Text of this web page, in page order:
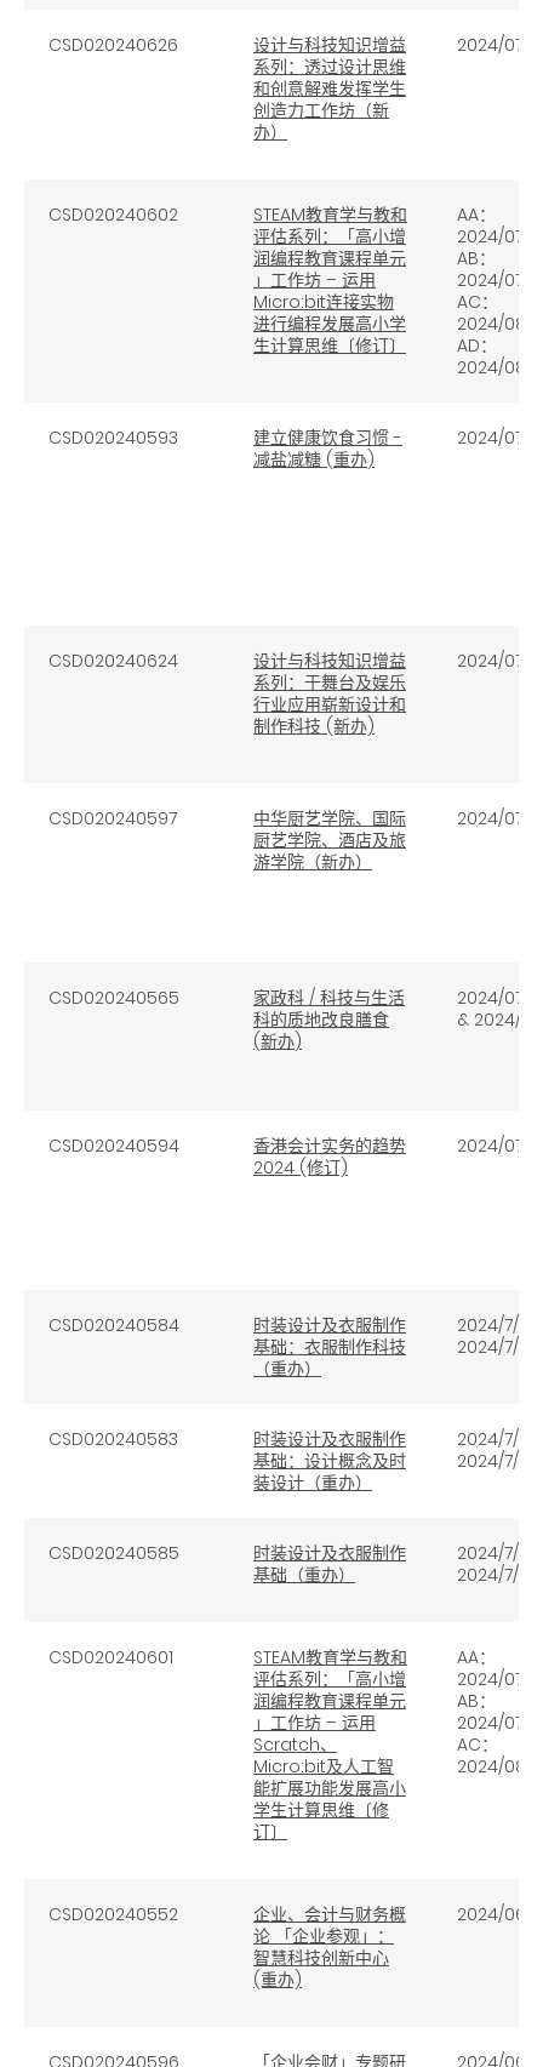
CSD020240626
设计与科技知识增益
系列：透过设计思维
和创意解难发挥学生
创造力工作坊（新
办）
2024/07/
CSD020240602
STEAM教育学与教和
评估系列：「高小增
润编程教育课程单元
」工作坊 – 运用
Micro:bit连接实物
进行编程发展高小学
生计算思维〔修订〕
AA：
2024/07/
AB：
2024/07/
AC：
2024/08/
AD：
2024/08/
CSD020240593 建立健康饮食习惯-
减盐减糖 (重办)
2024/07/17
CSD020240624
设计与科技知识增益
系列：于舞台及娱乐
行业应用崭新设计和
制作科技 (新办)
2024/07/12
CSD020240597
中华厨艺学院、国际
厨艺学院、酒店及旅
游学院（新办）
2024/07/12
CSD020240565 家政科 / 科技与生活
科的质地改良膳食
(新办)
2024/07/11
& 2024/
CSD020240594
香港会计实务的趋势
2024 (修订)
2024/07/
CSD020240584
时装设计及衣服制作
基础：衣服制作科技
（重办）
2024/7/10
2024/7/11
CSD020240583
时装设计及衣服制作
基础：设计概念及时
装设计（重办）
2024/7/9
2024/7/9
CSD020240585
时装设计及衣服制作
基础（重办）
2024/7/9
2024/7/11
CSD020240601
STEAM教育学与教和
评估系列：「高小增
润编程教育课程单元
」工作坊 – 运用
Scratch、
Micro:bit及人工智
能扩展功能发展高小
学生计算思维〔修
订〕
AA：
2024/07/
AB：
2024/07/
AC：
2024/08/
CSD020240552
企业、会计与财务概
论 「企业参观」：
智慧科技创新中心
(重办)
2024/06/
CSD020240596
「企业会财」专题研
2024/06/